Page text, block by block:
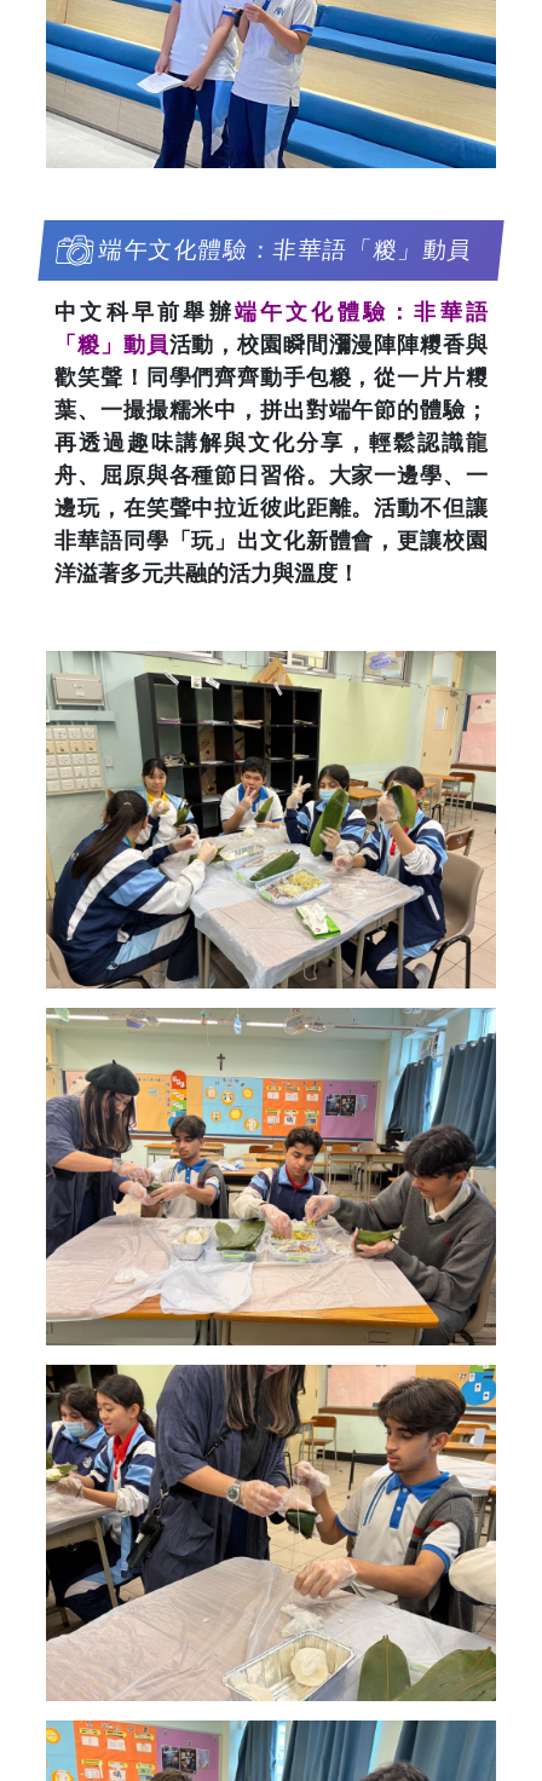
端午文化體驗：非華語「糉」動員
中文科早前舉辦端午文化體驗：非華語
「糉」動員活動，校園瞬間瀰漫陣陣糭香與
歡笑聲！同學們齊齊動手包糉，從一片片糭
葉、一撮撮糯米中，拼出對端午節的體驗；
再透過趣味講解與文化分享，輕鬆認識龍
舟、屈原與各種節日習俗。大家一邊學、一
邊玩，在笑聲中拉近彼此距離。活動不但讓
非華語同學「玩」出文化新體會，更讓校園
洋溢著多元共融的活力與溫度！